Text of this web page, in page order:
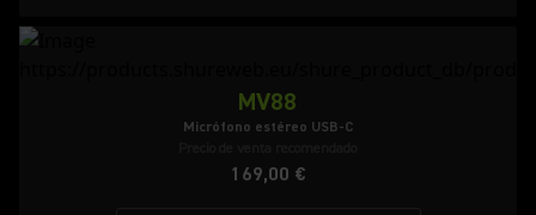
MV88
Micrófono estéreo USB-C
169,00 €